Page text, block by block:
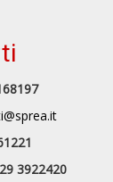
3922420